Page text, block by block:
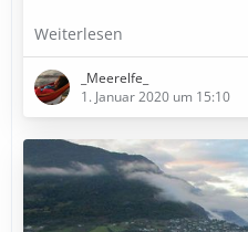
Weiterlesen
_Meerelfe_
1. Januar 2020 um 15:10